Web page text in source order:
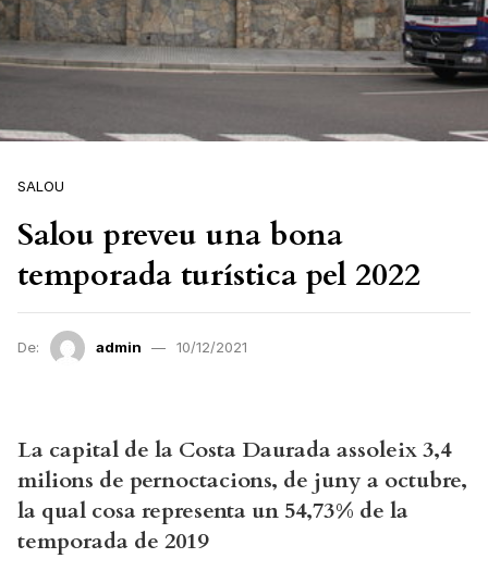
SALOU
Salou preveu una bona
temporada turística pel 2022
De: admin 10/12/2021
La capital de la Costa Daurada assoleix 3,4
milions de pernoctacions, de juny a octubre,
la qual cosa representa un 54,73% de la
temporada de 2019